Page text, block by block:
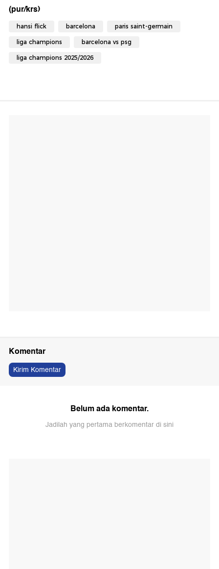
(pur/krs)
hansi flick barcelona paris saint-germain
liga champions barcelona vs psg
liga champions 2025/2026
Komentar
Kirim Komentar
Belum ada komentar.
Jadilah yang pertama berkomentar di sini